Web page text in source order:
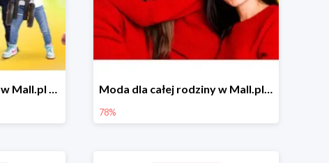
Zabawa na powietrzu w Mall.pl do -20% Moda dla całej rodziny w Mall.pl do -78%
78%